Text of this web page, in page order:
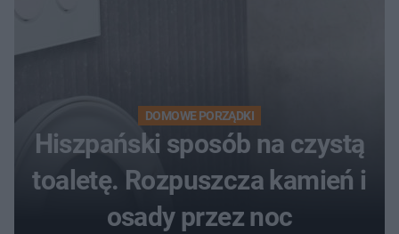
DOMOWE PORZĄDKI
Hiszpański sposób na czystą
toaletę. Rozpuszcza kamień i
osady przez noc